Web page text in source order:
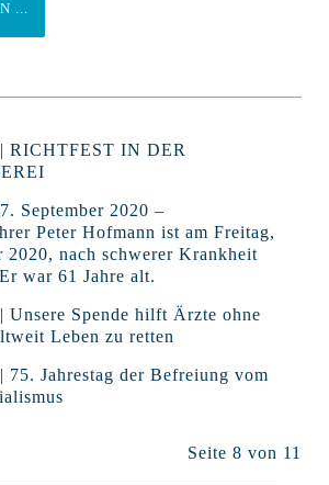
...
RICHTFEST IN DER
September 2020 –
Peter Hofmann ist am Freitag,
2020, nach schwerer Krankheit
war 61 Jahre alt.
Unsere Spende hilft Ärzte ohne
Leben zu retten
75. Jahrestag der Befreiung vom
Seite 8 von 11